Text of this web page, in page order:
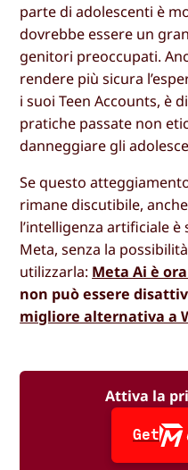
parte di adolescenti è
dovrebbe essere un
genitori preoccupati.
rendere più sicura
i suoi Teen Accounts, è
pratiche passate non
danneggiare gli
Se questo
rimane discutibile,
l’intelligenza artificiale
Meta, senza la
utilizzarla: Meta Ai è
non può essere
migliore alternativa a
Attiva la
Get